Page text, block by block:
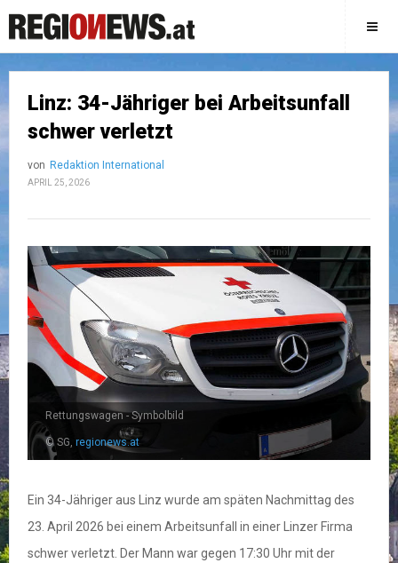
Linz: 34-Jähriger bei Arbeitsunfall
schwer verletzt
von Redaktion International
APRIL 25, 2026
Rettungswagen - Symbolbild
© SG, regionews.at
Ein 34-Jähriger aus Linz wurde am späten Nachmittag des
23. April 2026 bei einem Arbeitsunfall in einer Linzer Firma
schwer verletzt. Der Mann war gegen 17:30 Uhr mit der